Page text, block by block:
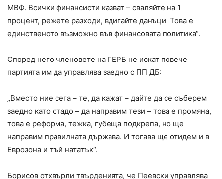
МВФ. Всички финансисти казват – сваляйте на 1
процент, режете разходи, вдигайте данъци. Това е
единственото възможно във финансовата политика“.
Според него членовете на ГЕРБ не искат повече
партията им да управлява заедно с ПП ДБ:
„Вместо ние сега – те, да кажат – дайте да се съберем
заедно като стадо – да направим тези – това е промяна,
това е реформа, тежка, губеща подкрепа, но ще
направим правилната държава. И тогава ще отидем и в
Еврозона и тъй нататък“.
Борисов отхвърли твърденията, че Пеевски управлява